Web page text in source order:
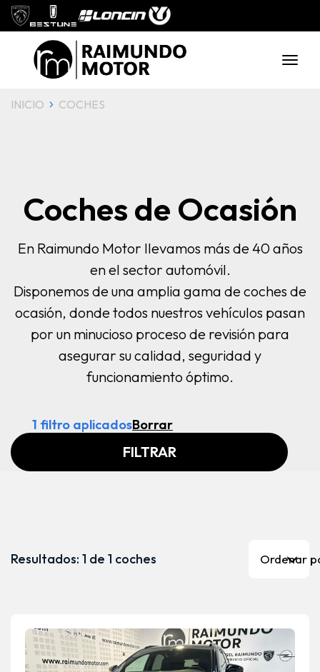
INICIO COCHES
Coches de Ocasión
En Raimundo Motor llevamos más de 40 años
en el sector automóvil.
Disponemos de una amplia gama de coches de
ocasión, donde todos nuestros vehículos pasan
por un minucioso proceso de revisión para
asegurar su calidad, seguridad y
funcionamiento óptimo.
1 filtro aplicadosBorrar
FILTRAR
Resultados: 1 de 1 coches Ordenar